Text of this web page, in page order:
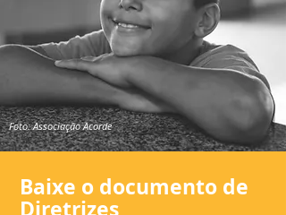
Foto: Associação Acorde
Baixe o documento de
Diretrizes